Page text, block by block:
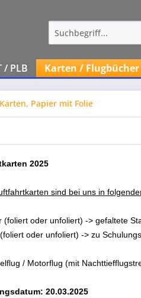
/ PLB Karten /
Papier mit Folie
2025
sind bei uns in
(foliert oder unfoliert) -> gefaltete
oder unfoliert) -> zu
/ Motorflug (mit
20.03.2025